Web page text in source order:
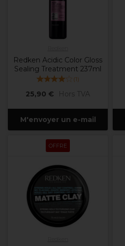
Redken Acidic Color Gloss
Sealing Treatment 237ml
(1)
25,90 € Hors TVA
M'envoyer un e-mail
OFFRE